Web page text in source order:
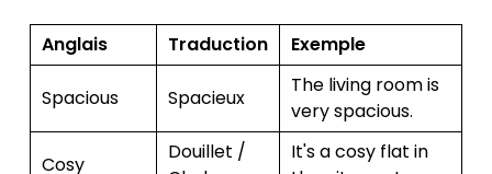
Anglais Traduction Exemple
Spacious Spacieux
The living room is
very spacious.
Cosy
Douillet /
It's a cosy flat in